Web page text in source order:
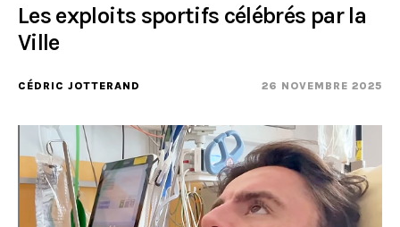
Les exploits sportifs célébrés par la
Ville
CÉDRIC JOTTERAND 26 NOVEMBRE 2025